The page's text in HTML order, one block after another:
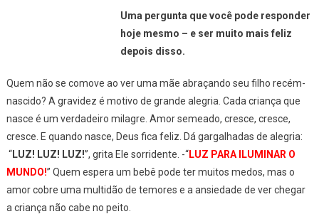
Uma pergunta que você pode responder
hoje mesmo – e ser muito mais feliz
depois disso.
Quem não se comove ao ver uma mãe abraçando seu filho recém-
nascido? A gravidez é motivo de grande alegria. Cada criança que
nasce é um verdadeiro milagre. Amor semeado, cresce, cresce,
cresce. E quando nasce, Deus fica feliz. Dá gargalhadas de alegria:
“LUZ! LUZ! LUZ!”, grita Ele sorridente. -“LUZ PARA ILUMINAR O
MUNDO!” Quem espera um bebê pode ter muitos medos, mas o
amor cobre uma multidão de temores e a ansiedade de ver chegar
a criança não cabe no peito.